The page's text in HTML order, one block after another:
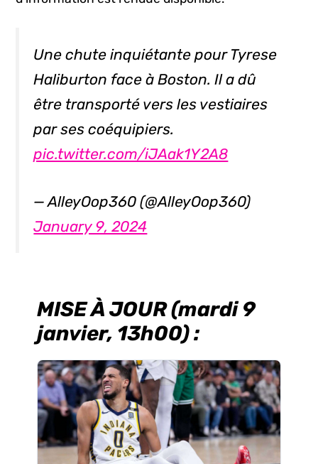
Une chute inquiétante pour Tyrese
Haliburton face à Boston. Il a dû
être transporté vers les vestiaires
par ses coéquipiers.
pic.twitter.com/iJAak1Y2A8
— AlleyOop360 (@AlleyOop360)
January 9, 2024
MISE À JOUR (mardi 9
janvier, 13h00) :